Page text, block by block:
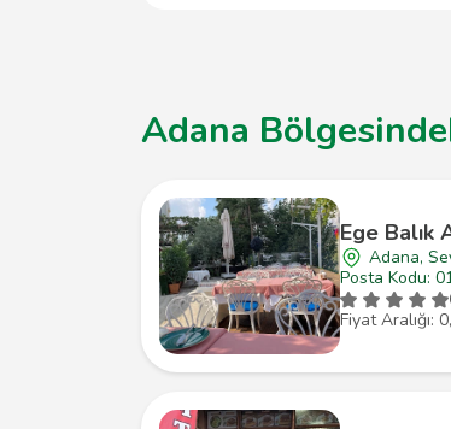
Adana
Ege Balık
Adana,
Posta Kodu:
Fiyat Aralığı: